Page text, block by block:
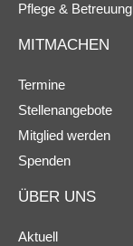
Pflege & Betreuung
MITMACHEN
Termine
Stellenangebote
Mitglied werden
Spenden
ÜBER UNS
Aktuell